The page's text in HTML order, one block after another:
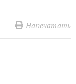
Напечатать